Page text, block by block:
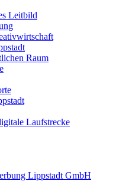
Leitbild
Raum
Laufstrecke
Lippstadt GmbH